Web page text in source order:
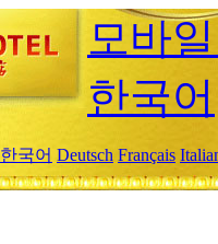
모바
한국어
한국어 Deutsch Français